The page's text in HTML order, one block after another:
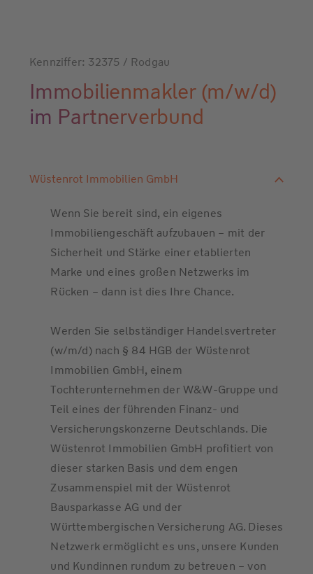
Kennziffer: 32375 / Rodgau
Immobilienmakler (m/w/d)
im Partnerverbund
Wüstenrot Immobilien GmbH
Wenn Sie bereit sind, ein eigenes
Immobiliengeschäft aufzubauen – mit der
Sicherheit und Stärke einer etablierten
Marke und eines großen Netzwerks im
Rücken – dann ist dies Ihre Chance.
Werden Sie selbständiger Handelsvertreter
(w/m/d) nach § 84 HGB der Wüstenrot
Immobilien GmbH, einem
Tochterunternehmen der W&W-Gruppe und
Teil eines der führenden Finanz- und
Versicherungskonzerne Deutschlands. Die
Wüstenrot Immobilien GmbH profitiert von
dieser starken Basis und dem engen
Zusammenspiel mit der Wüstenrot
Bausparkasse AG und der
Württembergischen Versicherung AG. Dieses
Netzwerk ermöglicht es uns, unsere Kunden
und Kundinnen rundum zu betreuen – von